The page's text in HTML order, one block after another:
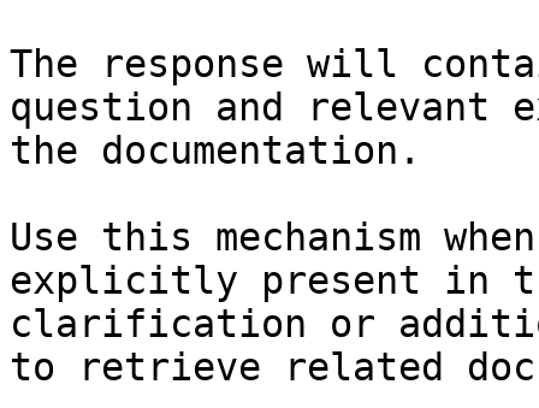
The response will
question and relevant
the documentation.
Use this mechanism
explicitly present in
clarification or